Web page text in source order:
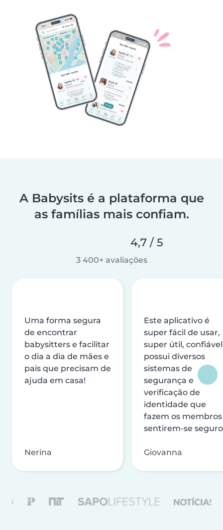
A Babysits é a plataforma que
as famílias mais confiam.
4,7 / 5
3 400+ avaliações
Uma forma segura
de encontrar
babysitters e facilitar
o dia a dia de mães e
pais que precisam de
ajuda em casa!
Nerina
Este aplicativo é
super fácil de usar,
super útil,
possui diversos
sistemas de
segurança e
verificação de
identidade que
fazem os membros
sentirem-se
Giovanna